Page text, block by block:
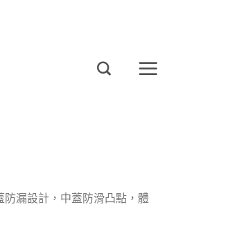
防漏設計，中蓋防滑凸點，體